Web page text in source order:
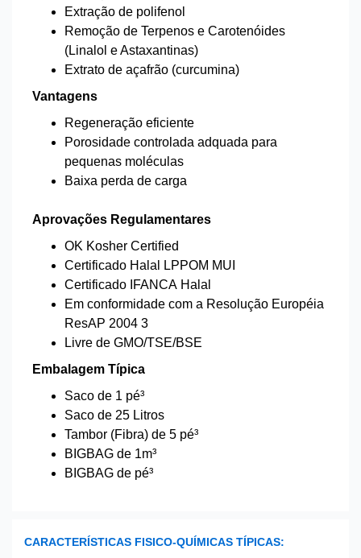
Extração de polifenol
Remoção de Terpenos e Carotenóides
(Linalol e Astaxantinas)
Extrato de açafrão (curcumina)
Vantagens
Regeneração eficiente
Porosidade controlada adquada para
pequenas moléculas
Baixa perda de carga
Aprovações Regulamentares
OK Kosher Certified
Certificado Halal LPPOM MUI
Certificado IFANCA Halal
Em conformidade com a Resolução Européia
ResAP 2004 3
Livre de GMO/TSE/BSE
Embalagem Típica
Saco de 1 pé³
Saco de 25 Litros
Tambor (Fibra) de 5 pé³
BIGBAG de 1m³
BIGBAG de pé³
CARACTERÍSTICAS FISICO-QUÍMICAS TÍPICAS: